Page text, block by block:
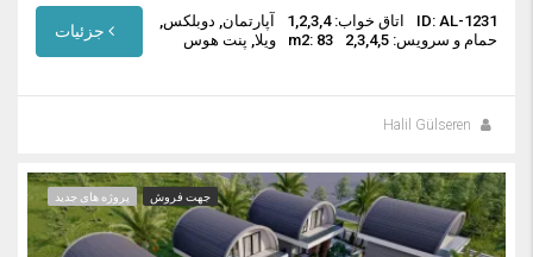
ID: AL-1231
اتاق خواب: 1,2,3,4
حمام و سرویس: 2,3,4,5
m2: 83
آپارتمان, دوبلکس,
ویلا, پنت هوس
Halil Gülseren
جهت فروش پروژه های جدید